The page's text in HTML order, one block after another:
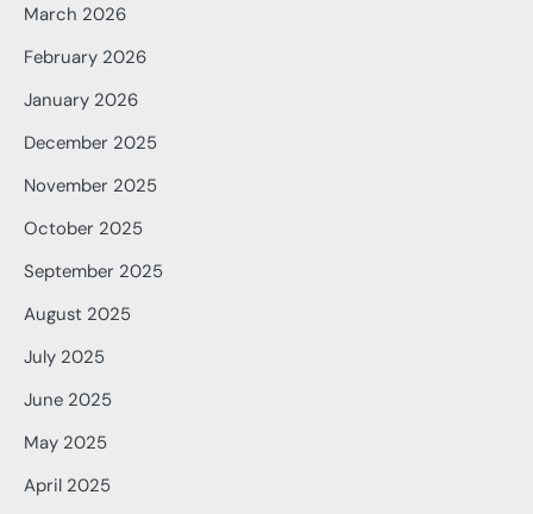
March 2026
February 2026
January 2026
December 2025
November 2025
October 2025
September 2025
August 2025
July 2025
June 2025
May 2025
April 2025